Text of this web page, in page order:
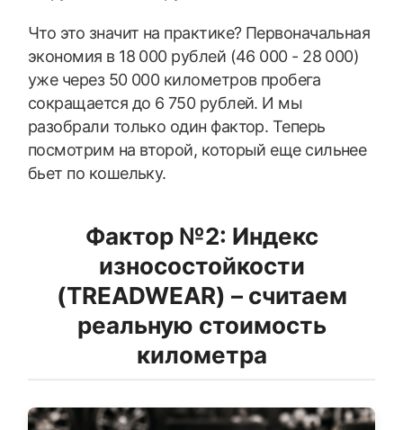
ДЛЯ ГРУЗОВЫХ АВТО
ДЛЯ ЛЕГКОВЫХ АВТО
ШИНЫ
ДИСКИ
Что это значит на практике? Первоначальная
экономия в 18 000 рублей (46 000 - 28 000)
уже через 50 000 километров пробега
сокращается до 6 750 рублей. И мы
разобрали только один фактор. Теперь
посмотрим на второй, который еще сильнее
бьет по кошельку.
Фактор №2: Индекс
износостойкости
(TREADWEAR) – считаем
реальную стоимость
километра